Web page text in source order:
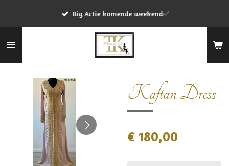
de
Big Actie komende weekend✅
Kaftan Dress
€ 180,00